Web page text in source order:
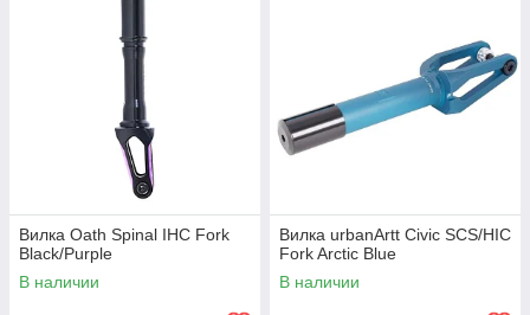
Вилка Oath Spinal IHC Fork
Black/Purple
В наличии
Вилка urbanArtt Civic SCS/HIC
Fork Arctic Blue
В наличии